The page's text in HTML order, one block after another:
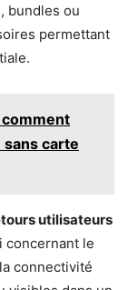
bundles ou
permettant
carte
utilisateurs
concernant le
connectivité